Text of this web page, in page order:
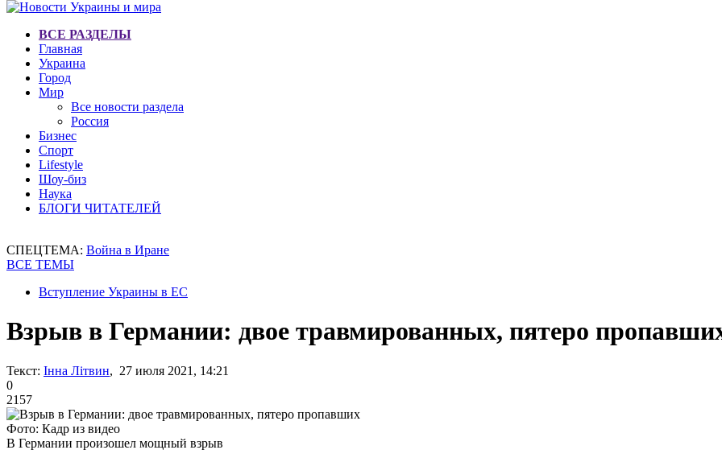
ВСЕ РАЗДЕЛЫ
Главная
Украина
Город
Мир
Все новости раздела
Россия
Бизнес
Спорт
Lifestyle
Шоу-биз
Наука
БЛОГИ ЧИТАТЕЛЕЙ
СПЕЦТЕМА: Война в Иране
ВСЕ ТЕМЫ
Вступление Украины в ЕС
Взрыв в Германии: двое травмированных, пятеро
Текст: Інна Літвин, 27 июля 2021, 14:21
0
2157
Фото: Кадр из видео
В Германии произошел мощный взрыв